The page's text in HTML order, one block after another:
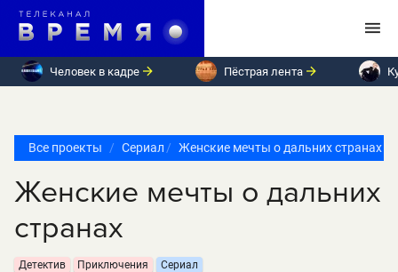
Человек в кадре Пёстрая лента
Все проекты Сериал Женские мечты о дальних странах
Женские мечты о дальних
странах
Детектив Приключения Сериал